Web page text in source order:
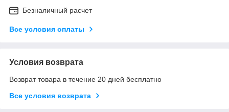
Безналичный расчет
Все условия оплаты
Условия возврата
Возврат товара в течение 20 дней бесплатно
Все условия возврата